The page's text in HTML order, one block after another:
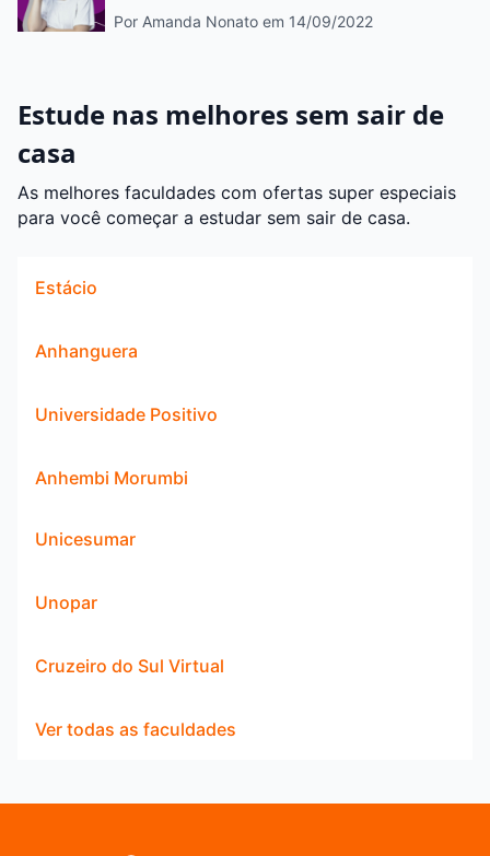
Por Amanda Nonato em 14/09/2022
Estude nas melhores sem sair de
casa
As melhores faculdades com ofertas super especiais
para você começar a estudar sem sair de casa.
Estácio
Anhanguera
Universidade Positivo
Anhembi Morumbi
Unicesumar
Unopar
Cruzeiro do Sul Virtual
Ver todas as faculdades